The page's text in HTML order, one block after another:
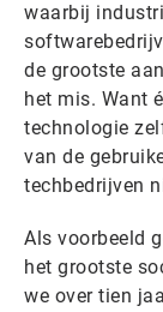
waarbij
de grootste
het mis. Want
technologie
van de
techbedrijven
Als voorbeeld
het grootste
we over tien